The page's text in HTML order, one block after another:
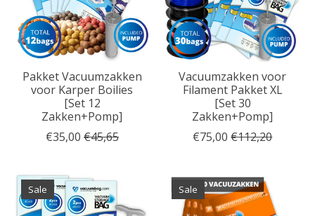
Pakket Vacuumzakken
voor Karper Boilies
[Set 12
Zakken+Pomp]
€35,00 €45,65
Vacuumzakken voor
Filament Pakket XL
[Set 30
Zakken+Pomp]
€75,00 €112,20
Sale Sale